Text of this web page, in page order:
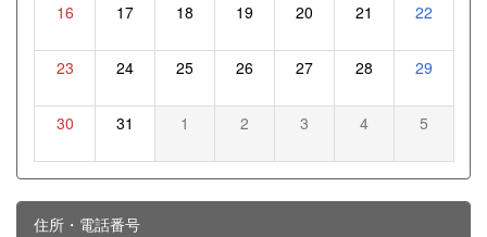
16 17 18 19 20 21 22
23 24 25 26 27 28 29
30 31 1 2 3 4 5
住所・電話番号